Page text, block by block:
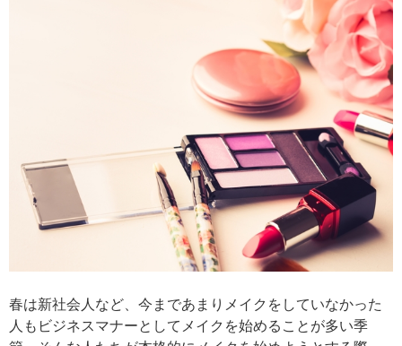
春は新社会人など、今まであまりメイクをしていなかった
人もビジネスマナーとしてメイクを始めることが多い季